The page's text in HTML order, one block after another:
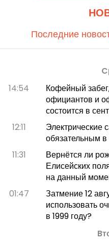
для лучших открытий
Последние
14:54
Кофейный
официантов и
состоится в
12:11
Электрические
обязательным
11:31
Вернётся ли
Елисейских
на данный
01:47
Затмение 12
использовать
в 1999 году?